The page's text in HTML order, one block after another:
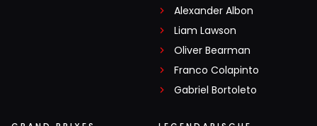
Alexander Albon
Liam Lawson
Oliver Bearman
Franco Colapinto
Gabriel Bortoleto